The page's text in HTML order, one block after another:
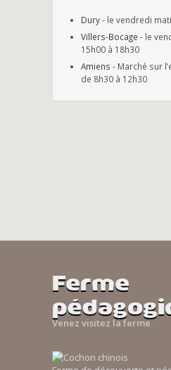
Dury- le vendredi
Villers-Bocage - le
15h00 à 18h30
Amiens - Marché sur
de 8h30 à 12h30
Ferme
Venez visitez la ferme